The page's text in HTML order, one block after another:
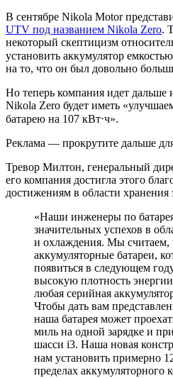
В сентябре Nikola Motor
UTV под названием Nikola Zero.
некоторый скептицизм
установить аккумулятор
на то, что он был довольно
Но теперь компания идет дальше
Nikola Zero будет иметь
батарею на 107 кВт⋅ч».
Реклама — прокрутите дальше
Тревор Милтон, генеральный
его компания достигла этого
достижениям в области
«Наши инженеры по
значительных успехов в
и охлаждения. Мы считаем,
аккумуляторные батареи,
появиться в следующем
высокую плотность
любая серийная
Чтобы дать вам
наша батарея может
миль на одной зарядке и
шасси i3. Наша новая
нам установить примерно
пределах аккумуляторного